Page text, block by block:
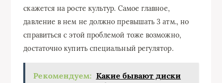
скажется на росте культур. Самое главное,
давление в нем не должно превышать 3 атм., но
справиться с этой проблемой тоже возможно,
достаточно купить специальный регулятор.
Рекомендуем: Какие бывают диски